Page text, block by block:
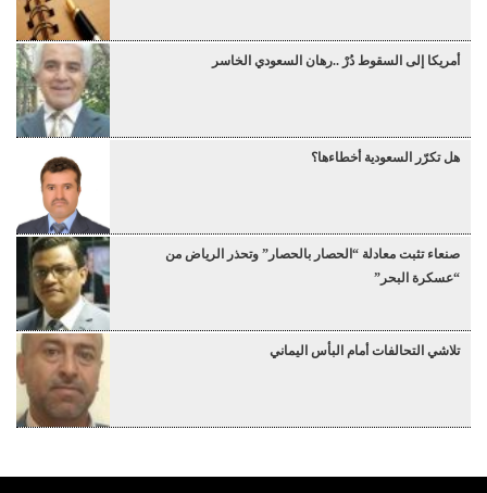
أمريكا إلى السقوط دُرْ ..رهان السعودي الخاسر
هل تكرّر السعودية أخطاءها؟
صنعاء تثبت معادلة “الحصار بالحصار” وتحذر الرياض من
“عسكرة البحر”
تلاشي التحالفات أمام البأس اليماني